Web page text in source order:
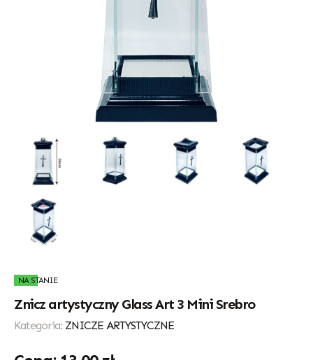
NA STANIE
Znicz artystyczny Glass Art 3 Mini Srebro
Kategoria: ZNICZE ARTYSTYCZNE